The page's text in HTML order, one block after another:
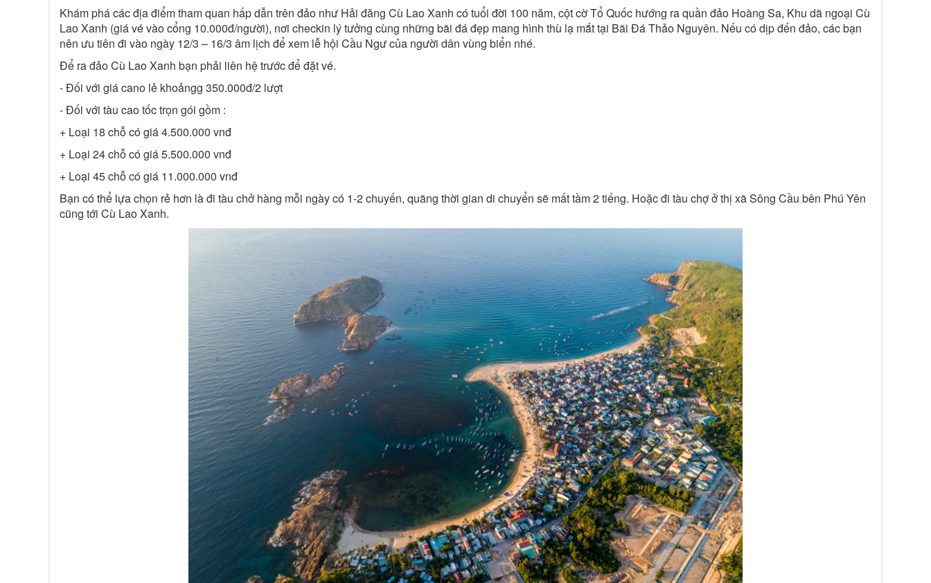
Khám phá các địa điểm tham quan hấp dẫn trên đảo như Hải đăng Cù Lao Xanh có tuổi đời 100 năm, cột cờ Tổ Quốc hướng ra quần đảo Hoàng Sa, Khu dã ngoại Cù
Lao Xanh (giá vé vào cổng 10.000đ/người), nơi checkin lý tưởng cùng những bãi đá đẹp mang hình thù lạ mắt tại Bãi Đá Thảo Nguyên. Nếu có dịp đến đảo, các bạn
nên ưu tiên đi vào ngày 12/3 – 16/3 âm lịch để xem lễ hội Cầu Ngư của người dân vùng biển nhé.
Để ra đảo Cù Lao Xanh bạn phải liên hệ trước để đặt vé.
- Đối với giá cano lẻ khoảngg 350.000đ/2 lượt
- Đối với tàu cao tốc trọn gói gồm :
+ Loại 18 chỗ có giá 4.500.000 vnđ
+ Loại 24 chỗ có giá 5.500.000 vnđ
+ Loại 45 chỗ có giá 11.000.000 vnđ
Bạn có thể lựa chọn rẻ hơn là đi tàu chở hàng mỗi ngày có 1-2 chuyến, quãng thời gian di chuyển sẽ mất tầm 2 tiếng. Hoặc đi tàu chợ ở thị xã Sông Cầu bên Phú Yên
cũng tới Cù Lao Xanh.